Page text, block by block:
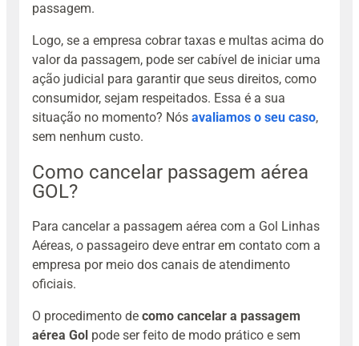
passagem.
Logo, se a empresa cobrar taxas e multas acima do
valor da passagem, pode ser cabível de iniciar uma
ação judicial para garantir que seus direitos, como
consumidor, sejam respeitados. Essa é a sua
situação no momento? Nós avaliamos o seu caso,
sem nenhum custo.
Como cancelar passagem aérea
GOL?
Para cancelar a passagem aérea com a Gol Linhas
Aéreas, o passageiro deve entrar em contato com a
empresa por meio dos canais de atendimento
oficiais.
O procedimento de como cancelar a passagem
aérea Gol pode ser feito de modo prático e sem